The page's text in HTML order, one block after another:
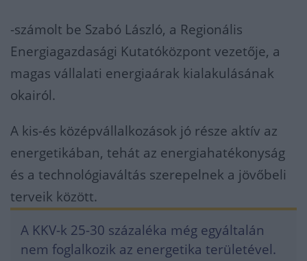
-számolt be Szabó László, a Regionális
Energiagazdasági Kutatóközpont vezetője, a
magas vállalati energiaárak kialakulásának
okairól.
A kis-és középvállalkozások jó része aktív az
energetikában, tehát az energiahatékonyság
és a technológiaváltás szerepelnek a jövőbeli
terveik között.
A KKV-k 25-30 százaléka még egyáltalán
nem foglalkozik az energetika területével.